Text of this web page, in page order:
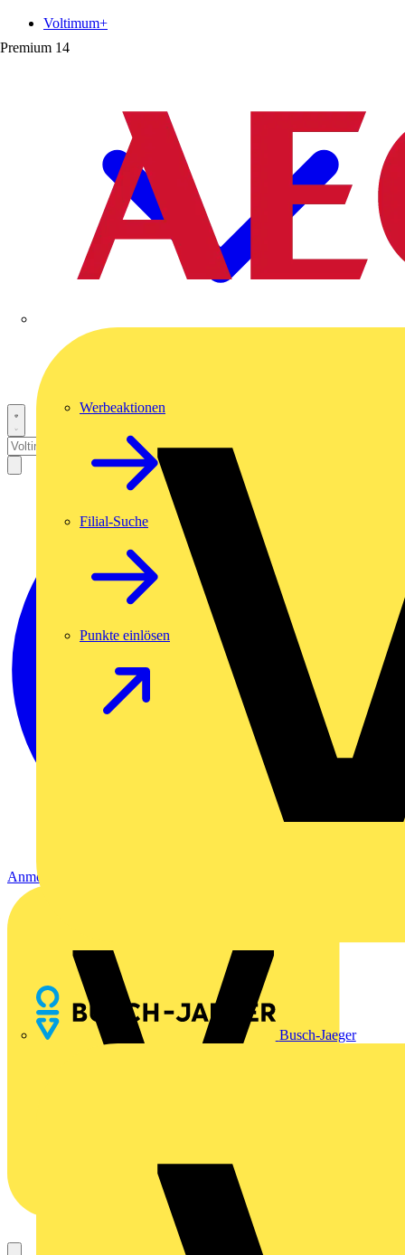
Premium 14
Busch-Jaeger
Voltimum+
Werbeaktionen
Filial-Suche
Punkte einlösen
Anmelden